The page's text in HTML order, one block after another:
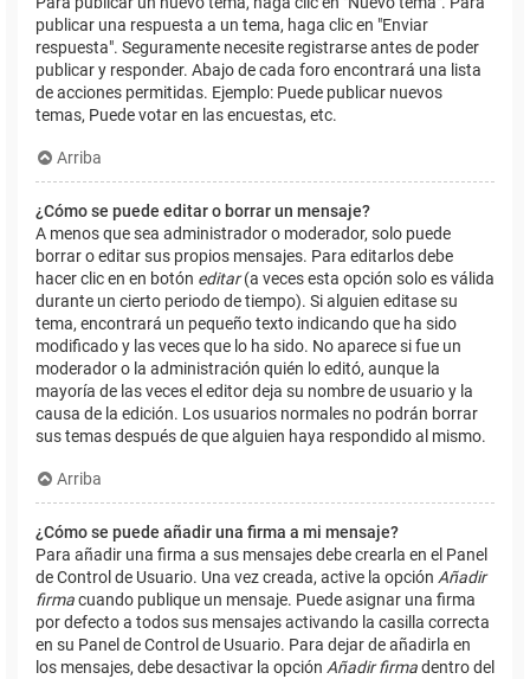
publicar una respuesta a un tema, haga clic en "Enviar
respuesta". Seguramente necesite registrarse antes de poder
publicar y responder. Abajo de cada foro encontrará una lista
de acciones permitidas. Ejemplo: Puede publicar nuevos
temas, Puede votar en las encuestas, etc.
Arriba
¿Cómo se puede editar o borrar un mensaje?
A menos que sea administrador o moderador, solo puede
borrar o editar sus propios mensajes. Para editarlos debe
hacer clic en en botón editar(a veces esta opción solo es válida
durante un cierto periodo de tiempo). Si alguien editase su
tema, encontrará un pequeño texto indicando que ha sido
modificado y las veces que lo ha sido. No aparece si fue un
moderador o la administración quién lo editó, aunque la
mayoría de las veces el editor deja su nombre de usuario y la
causa de la edición. Los usuarios normales no podrán borrar
sus temas después de que alguien haya respondido al mismo.
Arriba
¿Cómo se puede añadir una firma a mi mensaje?
Para añadir una firma a sus mensajes debe crearla en el Panel
de Control de Usuario. Una vez creada, active la opción Añadir
firmacuando publique un mensaje. Puede asignar una firma
por defecto a todos sus mensajes activando la casilla correcta
en su Panel de Control de Usuario. Para dejar de añadirla en
los mensajes, debe desactivar la opción Añadir firmadentro del